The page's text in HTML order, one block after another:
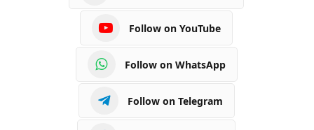
Follow on YouTube
Follow on WhatsApp
Follow on Telegram